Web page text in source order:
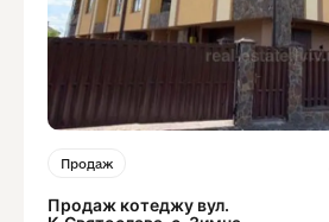
Продаж
Продаж котеджу вул.